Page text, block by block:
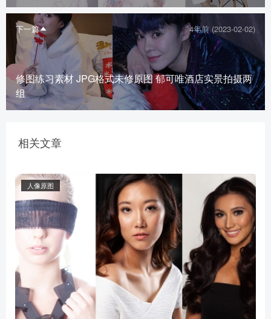
下一篇 4年前 (2023-02-02)
修图练习素材 JPG格式未修原图 郁可唯酒店实景拍摄两
组
相关文章
人像原图